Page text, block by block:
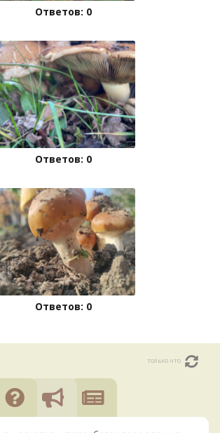
Ответов: 0
Ответов: 0
Ответов: 0
только что